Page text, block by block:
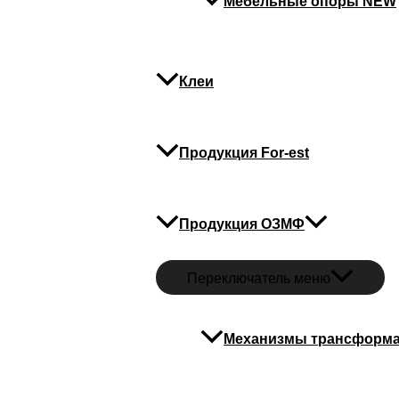
Клеи
Продукция For-est
Продукция ОЗМФ
Переключатель меню
Механизмы